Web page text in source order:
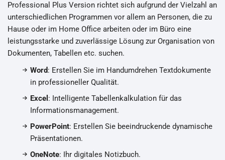
Professional Plus Version richtet sich aufgrund der Vielzahl an
unterschiedlichen Programmen vor allem an Personen, die zu
Hause oder im Home Office arbeiten oder im Büro eine
leistungsstarke und zuverlässige Lösung zur Organisation von
Dokumenten, Tabellen etc. suchen.
Word: Erstellen Sie im Handumdrehen Textdokumente
in professioneller Qualität.
Excel : Intelligente Tabellenkalkulation für das
Informationsmanagement.
PowerPoint: Erstellen Sie beeindruckende dynamische
Präsentationen.
OneNote: Ihr digitales Notizbuch.